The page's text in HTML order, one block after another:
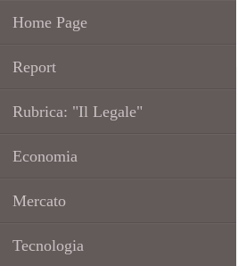
Home Page
Report
Rubrica: "Il Legale"
Economia
Mercato
Tecnologia